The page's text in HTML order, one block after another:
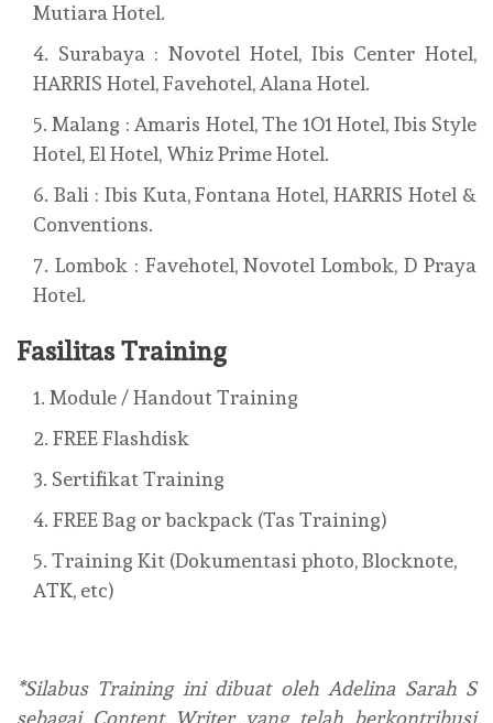
Mutiara Hotel.
Surabaya : Novotel Hotel, Ibis Center Hotel,
HARRIS Hotel, Favehotel, Alana Hotel.
Malang : Amaris Hotel, The 1O1 Hotel, Ibis Style
Hotel, El Hotel, Whiz Prime Hotel.
Bali : Ibis Kuta, Fontana Hotel, HARRIS Hotel &
Conventions.
Lombok : Favehotel, Novotel Lombok, D Praya
Hotel.
Fasilitas Training
Module / Handout Training
FREE Flashdisk
Sertifikat Training
FREE Bag or backpack (Tas Training)
Training Kit (Dokumentasi photo, Blocknote,
ATK, etc)
*Silabus Training ini dibuat oleh Adelina Sarah S
sebagai Content Writer yang telah berkontribusi